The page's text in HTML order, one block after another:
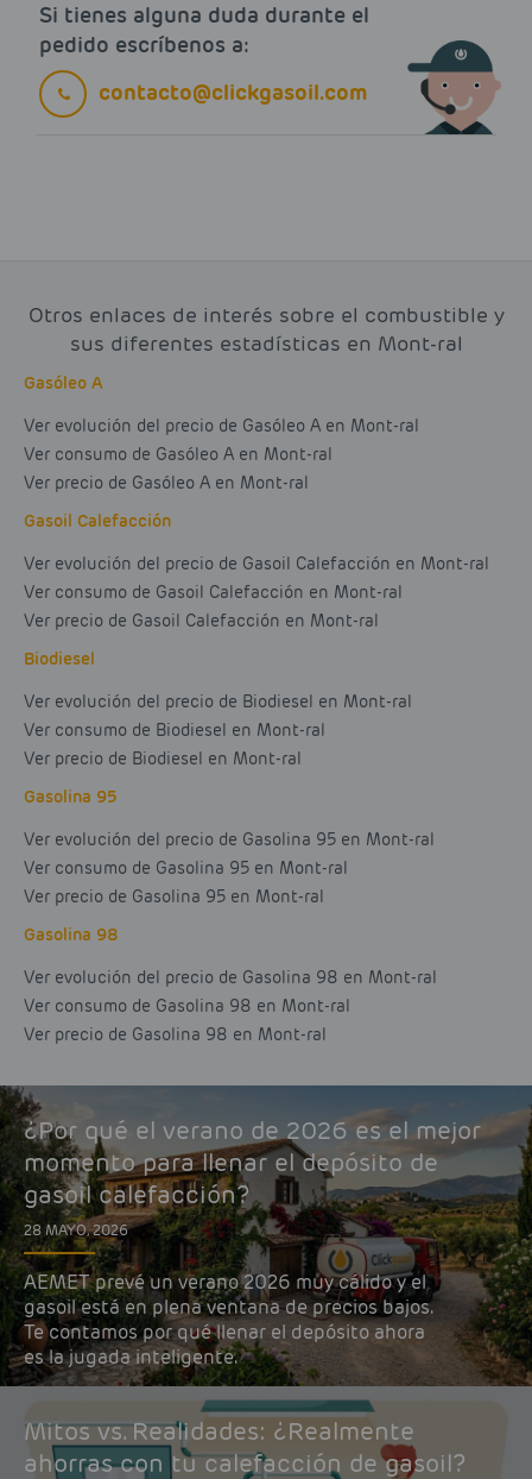
Si tienes alguna duda durante el
pedido escríbenos a:
contacto@clickgasoil.com
Otros enlaces de interés sobre el combustible y
sus diferentes estadísticas en Mont-ral
Gasóleo A
Ver evolución del precio de Gasóleo A en Mont-ral
Ver consumo de Gasóleo A en Mont-ral
Ver precio de Gasóleo A en Mont-ral
Gasoil Calefacción
Ver evolución del precio de Gasoil Calefacción en Mont-ral
Ver consumo de Gasoil Calefacción en Mont-ral
Ver precio de Gasoil Calefacción en Mont-ral
Biodiesel
Ver evolución del precio de Biodiesel en Mont-ral
Ver consumo de Biodiesel en Mont-ral
Ver precio de Biodiesel en Mont-ral
Gasolina 95
Ver evolución del precio de Gasolina 95 en Mont-ral
Ver consumo de Gasolina 95 en Mont-ral
Ver precio de Gasolina 95 en Mont-ral
Gasolina 98
Ver evolución del precio de Gasolina 98 en Mont-ral
Ver consumo de Gasolina 98 en Mont-ral
Ver precio de Gasolina 98 en Mont-ral
¿Por qué el verano de 2026 es el mejor
momento para llenar el depósito de
gasoil calefacción?
28 MAYO, 2026
AEMET prevé un verano 2026 muy cálido y el
gasoil está en plena ventana de precios bajos.
Te contamos por qué llenar el depósito ahora
es la jugada inteligente.
Mitos vs. Realidades: ¿Realmente
ahorras con tu calefacción de gasoil?